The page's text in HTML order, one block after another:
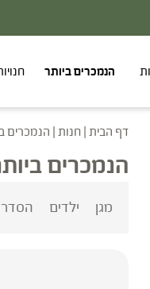
הנמכרים ביותר
דף הבית | חנות | הנמכרים
הנמכרים
מגן ילדים